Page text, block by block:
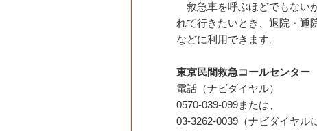
救急車を呼ぶほどでもない
れて行きたいとき、退院・通
などに利用できます。
東京民間救急コールセンター
電話（ナビダイヤル）
0570-039-099または、
03-3262-0039（ナビダイヤル